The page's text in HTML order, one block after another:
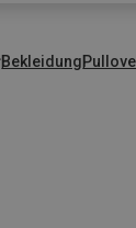
Bekleidung